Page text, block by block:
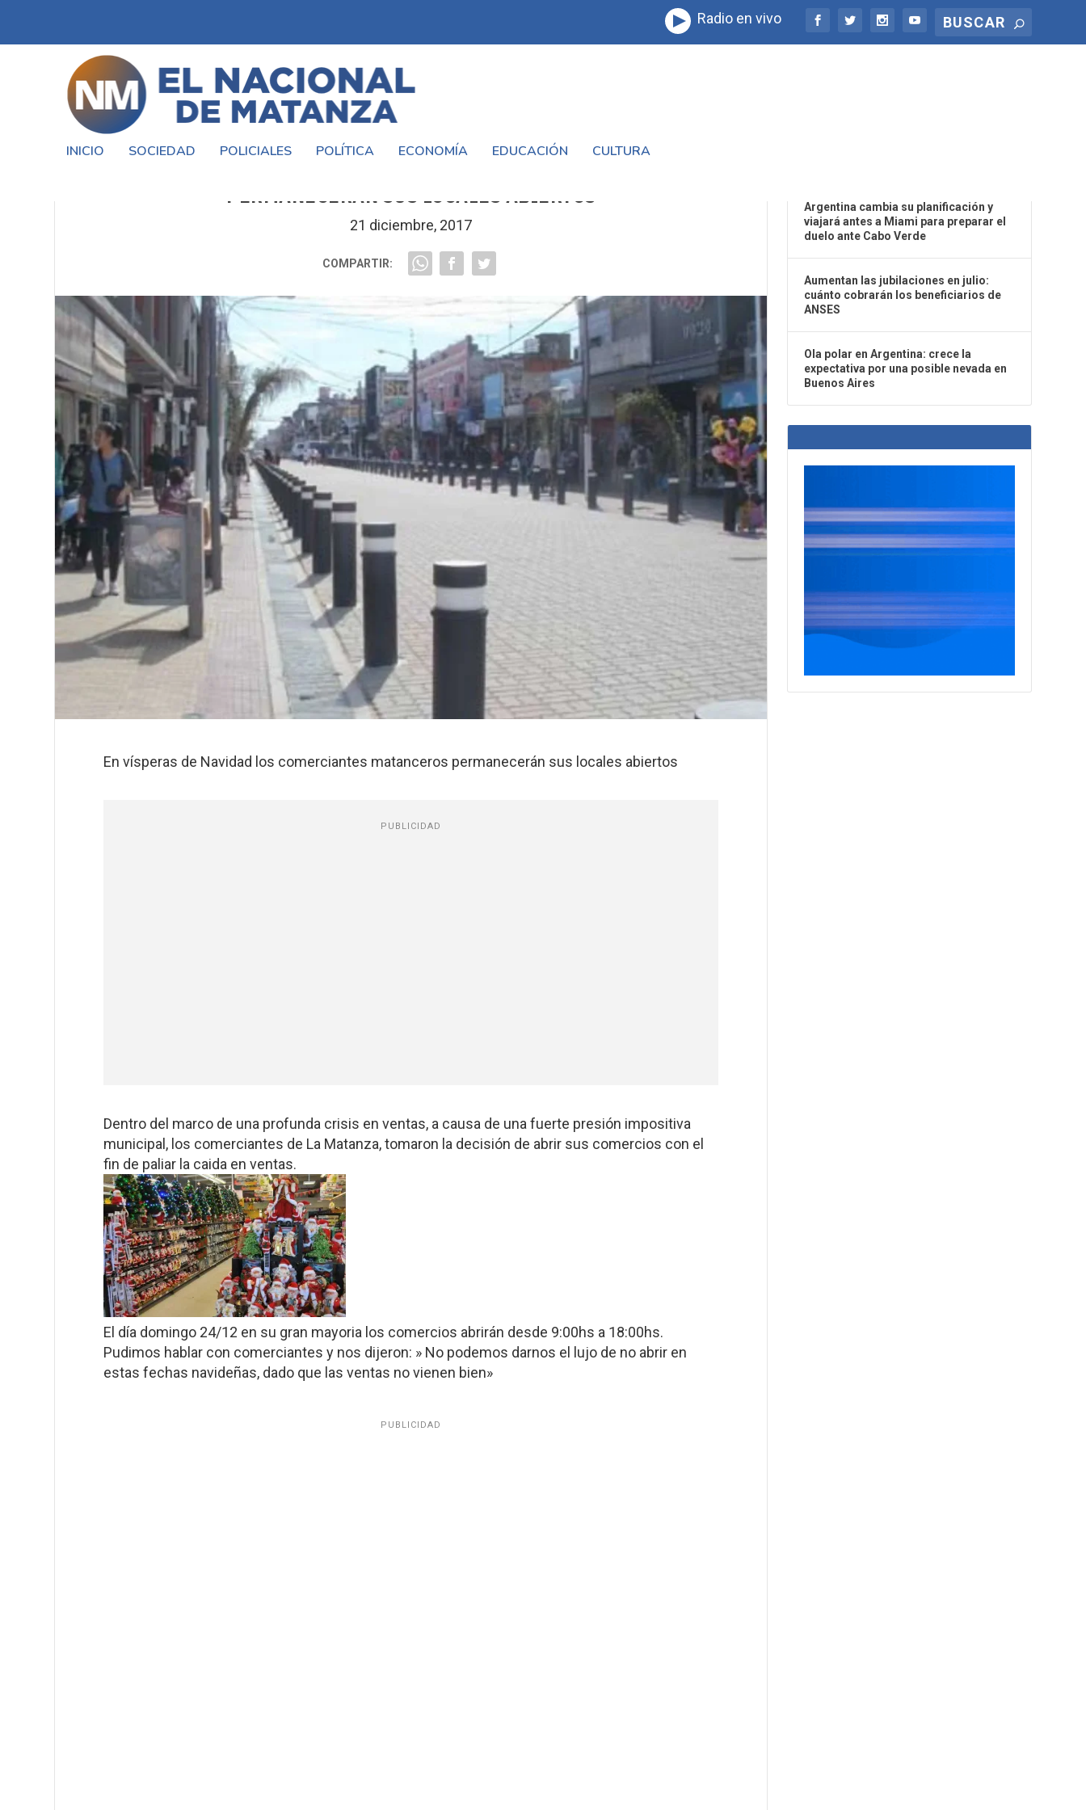
Radio en vivo
INICIO SOCIEDAD POLICIALES POLÍTICA ECONOMÍA EDUCACIÓN CULTURA
PERMANECERÁN SUS LOCALES ABIERTOS
21 diciembre, 2017
COMPARTIR:
En vísperas de Navidad los comerciantes matanceros permanecerán sus locales abiertos
PUBLICIDAD
Dentro del marco de una profunda crisis en ventas, a causa de una fuerte presión impositiva
municipal, los comerciantes de La Matanza, tomaron la decisión de abrir sus comercios con el
fin de paliar la caida en ventas.
El día domingo 24/12 en su gran mayoria los comercios abrirán desde 9:00hs a 18:00hs.
Pudimos hablar con comerciantes y nos dijeron: » No podemos darnos el lujo de no abrir en
estas fechas navideñas, dado que las ventas no vienen bien»
PUBLICIDAD
Argentina cambia su planificación y
viajará antes a Miami para preparar el
duelo ante Cabo Verde
Aumentan las jubilaciones en julio:
cuánto cobrarán los beneficiarios de
ANSES
Ola polar en Argentina: crece la
expectativa por una posible nevada en
Buenos Aires